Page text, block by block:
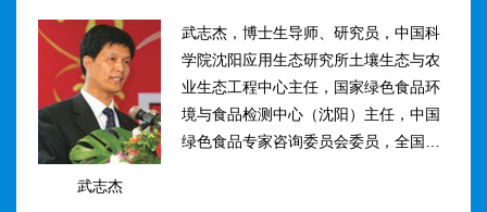
武志杰
武志杰，博士生导师、研究员，中国科
学院沈阳应用生态研究所土壤生态与农
业生态工程中心主任，国家绿色食品环
境与食品检测中心（沈阳）主任，中国
绿色食品专家咨询委员会委员，全国肥